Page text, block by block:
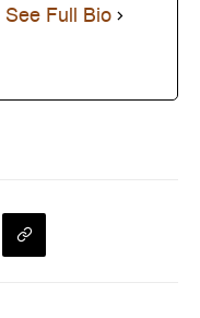
See Full Bio